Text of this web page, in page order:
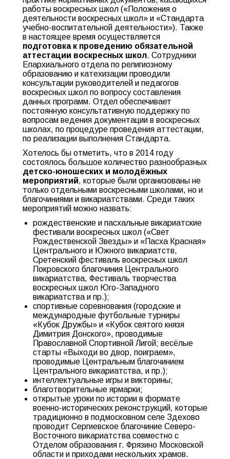
работы воскресных школ («Положения о
деятельности воскресных школ» и «Стандарта
учебно-воспитательной деятельности»). Также
в настоящее время осуществляется
подготовка к проведению обязательной
аттестации воскресных школ. Сотрудники
Епархиального отдела по религиозному
образованию и катехизации проводили
консультации руководителей и педагогов
воскресных школ по вопросу составления
данных программ. Отдел обеспечивает
постоянную консультативную поддержку по
вопросам ведения документации в воскресных
школах, по процедуре проведения аттестации,
по реализации выполнения Стандарта.
Хотелось бы отметить, что в 2014 году
состоялось большое количество разнообразных
детско-юношеских и молодёжных
мероприятий, которые были организованы не
только отдельными воскресными школами, но и
благочиниями и викариатствами. Среди таких
мероприятий можно назвать:
рождественские и пасхальные викариатские
фестивали воскресных школ («Свет
Рождественской Звезды» и «Пасха Красная»
Центрального и Южного викариатств,
Сретенский фестиваль воскресных школ
Покровского благочиния Центрального
викариатства, Фестиваль творчества
воскресных школ Юго-Западного
викариатства и пр.);
спортивные соревнования (городские и
международные футбольные турниры
«Кубок Дружбы» и «Кубок святого князя
Димитрия Донского», проводимые
Православной Спортивной Лигой; весёлые
старты «Выходи во двор, поиграем»,
проводимые Центральным благочинием
Центрального викариатства, и пр.);
интеллектуальные игры и викторины;
благотворительные ярмарки;
открытые уроки по истории в формате
военно-исторических реконструкций, которые
традиционно в подмосковном селе Здехово
проводит Сергиевское благочиние Северо-
Восточного викариатства совместно с
Отделом образования г. Фрязино Московской
области и приходами нескольких храмов.